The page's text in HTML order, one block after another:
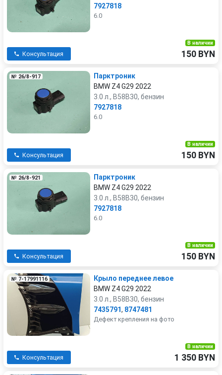
7927818
6.0
Консультация
В наличии
150 BYN
№ 26/8-917
Парктроник
BMW Z4 G29 2022
3.0 л., B58B30, бензин
7927818
6.0
Консультация
В наличии
150 BYN
№ 26/8-921
Парктроник
BMW Z4 G29 2022
3.0 л., B58B30, бензин
7927818
6.0
Консультация
В наличии
150 BYN
№ 7-17991116
Крыло переднее левое
BMW Z4 G29 2022
3.0 л., B58B30, бензин
7435791, 8747481
Дефект крепления на фото
Консультация
В наличии
1 350 BYN